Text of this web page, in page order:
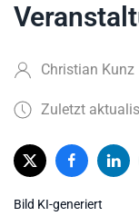
Christian Kunz
Zuletzt
Bild KI-generiert